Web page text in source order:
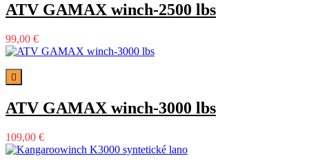
ATV GAMAX winch-2500 lbs
99,00 €

ATV GAMAX winch-3000 lbs
109,00 €